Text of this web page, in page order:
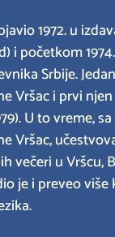
1972. u
i početkom
Srbije.
Vršac i prvi
U to vreme,
Vršac,
večeri u Vršcu,
je i preveo više